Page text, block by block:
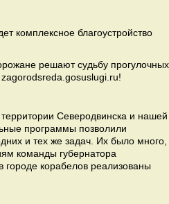
комплексное благоустройство
решают судьбу прогулочных
zagorodsreda.gosuslugi.ru!
Северодвинска и нашей
программы позволили
и тех же задач. Их было много,
команды губернатора
городе корабелов реализованы